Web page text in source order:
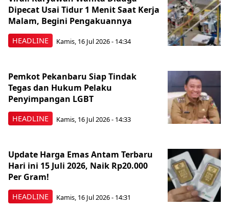
HEADLINE
Dipecat Usai Tidur 1 Menit Saat Kerja
Malam, Begini Pengakuannya
Kamis, 16 Jul 2026 - 14:34
HEADLINE
Pemkot Pekanbaru Siap Tindak
Tegas dan Hukum Pelaku
Penyimpangan LGBT
Kamis, 16 Jul 2026 - 14:33
HEADLINE
Update Harga Emas Antam Terbaru
Hari ini 15 Juli 2026, Naik Rp20.000
Per Gram!
Kamis, 16 Jul 2026 - 14:31